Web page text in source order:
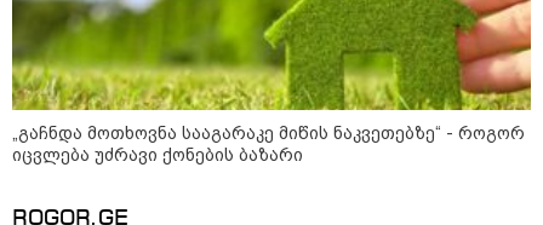
„გაჩნდა მოთხოვნა სააგარაკე მიწის ნაკვეთებზე“ - როგორ
იცვლება უძრავი ქონების ბაზარი
ROGOR.GE